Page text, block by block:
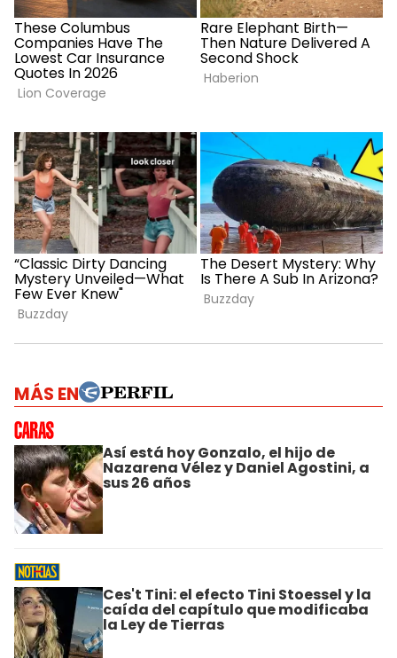
MÁS EN
Así está hoy Gonzalo, el hijo de
Nazarena Vélez y Daniel Agostini, a
sus 26 años
Ces't Tini: el efecto Tini Stoessel y la
caída del capítulo que modificaba
la Ley de Tierras